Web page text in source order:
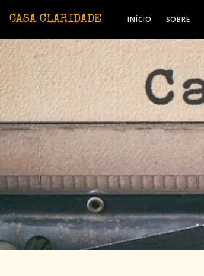
CASA CLARIDADE INÍCIO SOBRE